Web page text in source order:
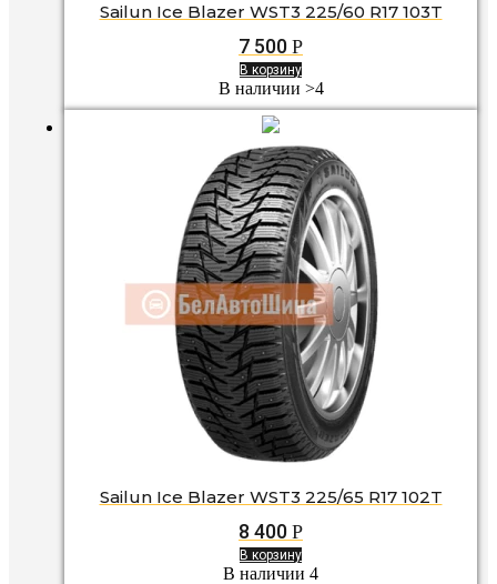
Sailun Ice Blazer WST3 225/60 R17 103T
7 500 Р
В корзину
В наличии >4
Sailun Ice Blazer WST3 225/65 R17 102T
8 400 Р
В корзину
В наличии 4